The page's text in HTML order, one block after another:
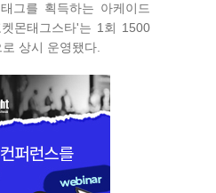
그를 획득하는 아케이드
몬태그스타'는 1회 1500
상시 운영됐다.